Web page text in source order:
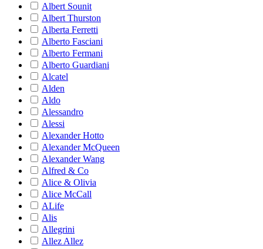
Albert Sounit
Albert Thurston
Alberta Ferretti
Alberto Fasciani
Alberto Fermani
Alberto Guardiani
Alcatel
Alden
Aldo
Alessandro
Alessi
Alexander Hotto
Alexander McQueen
Alexander Wang
Alfred & Co
Alice & Olivia
Alice McCall
ALife
Alis
Allegrini
Allez Allez